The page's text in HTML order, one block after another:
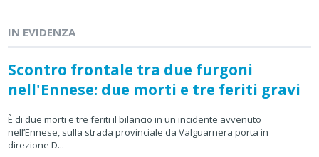
IN EVIDENZA
Scontro frontale tra due furgoni
nell'Ennese: due morti e tre feriti gravi
È di due morti e tre feriti il bilancio in un incidente avvenuto
nell’Ennese, sulla strada provinciale da Valguarnera porta in
direzione D...